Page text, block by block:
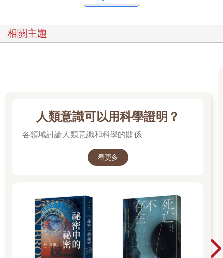
相關主題
人類意識可以用科學證明？
各領域討論人類意識和科學的關係
看更多